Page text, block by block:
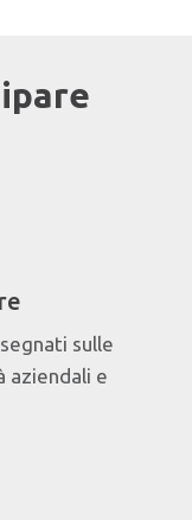
sulle
aziendali e